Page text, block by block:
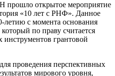
открытое мероприятие
«10 лет с РНФ». Данное
летию с момента основания
по праву считается
грантовой
проведения перспективных
мирового уровня,